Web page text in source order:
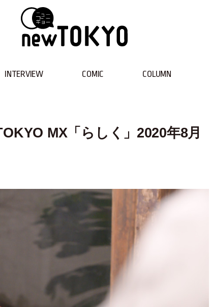
INTERVIEW COMIC COLUMN
MX「らしく」2020年8月